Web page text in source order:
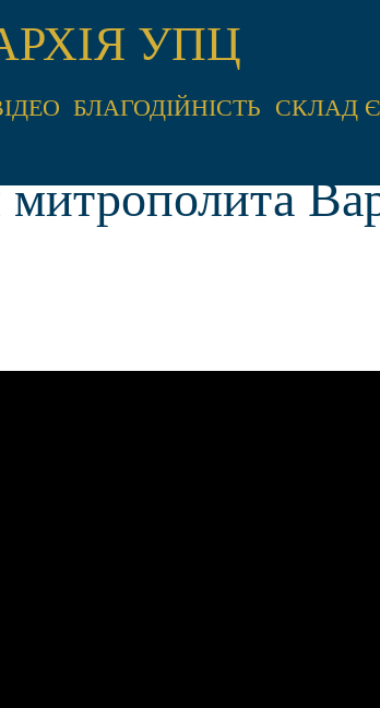
УПЦ
БЛАГОДІЙНІСТЬ СКЛАД